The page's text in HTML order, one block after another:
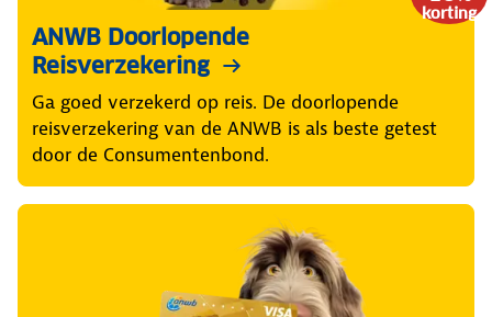
korting
ANWB Doorlopende
Reisverzekering
Ga goed verzekerd op reis. De doorlopende
reisverzekering van de ANWB is als beste getest
door de Consumentenbond.